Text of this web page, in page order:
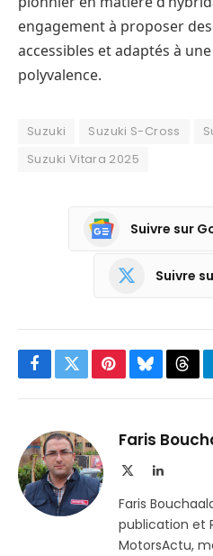
engagement à proposer des
accessibles et adaptés à
polyvalence.
Suzuki Suzuki S-Cross
Suzuki Vitara 2025
Suivre sur
Suivre
Facebook
TwitterPinterestBluesky
Faris
LinkedIn
Faris
publication et
MotorsActu,